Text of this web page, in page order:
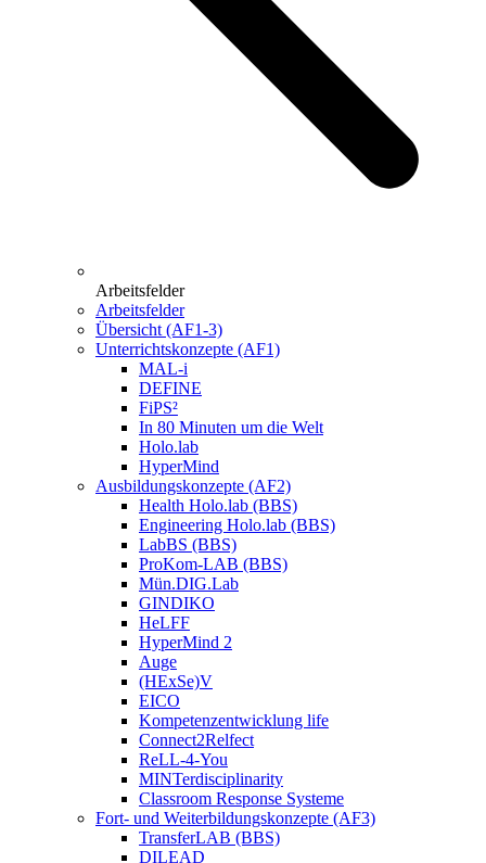
Arbeitsfelder
Arbeitsfelder
Übersicht (AF1-3)
Unterrichtskonzepte (AF1)
MAL-i
DEFINE
FiPS²
In 80 Minuten um die Welt
Holo.lab
HyperMind
Ausbildungskonzepte (AF2)
Health Holo.lab (BBS)
Engineering Holo.lab (BBS)
LabBS (BBS)
ProKom-LAB (BBS)
Mün.DIG.Lab
GINDIKO
HeLFF
HyperMind 2
Auge
(HExSe)V
EICO
Kompetenzentwicklung life
Connect2Relfect
ReLL-4-You
MINTerdisciplinarity
Classroom Response Systeme
Fort- und Weiterbildungskonzepte (AF3)
TransferLAB (BBS)
DILEAD